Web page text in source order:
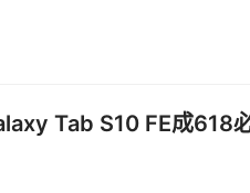
Tab S10 FE成618